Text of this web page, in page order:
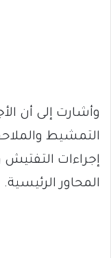
وأشارت إلى أن
التمشيط
إجراءات التفتيش
المحاور الرئيسية.